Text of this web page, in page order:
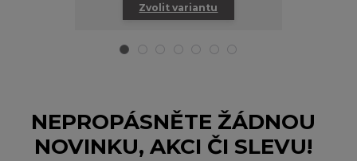
Zvolit variantu
NEPROPÁSNĚTE ŽÁDNOU
NOVINKU, AKCI ČI SLEVU!